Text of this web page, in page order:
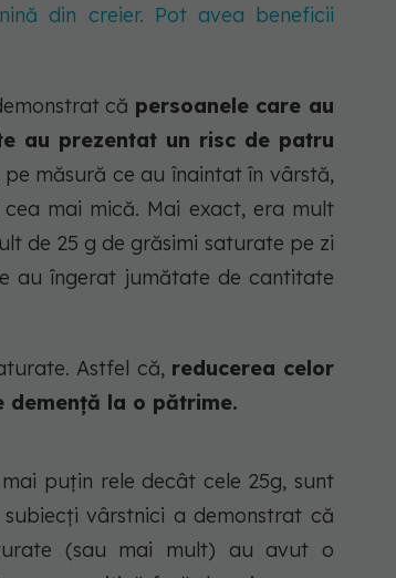
din creier. Pot avea beneficii
că persoanele care au
au prezentat un risc de patru
pe măsură ce au înaintat în vârstă,
mai mică. Mai exact, era mult
de 25 g de grăsimi saturate pe zi
au îngerat jumătate de cantitate
Astfel că, reducerea celor
demență la o pătrime.
puțin rele decât cele 25g, sunt
vârstnici a demonstrat că
(sau mai mult) au avut o